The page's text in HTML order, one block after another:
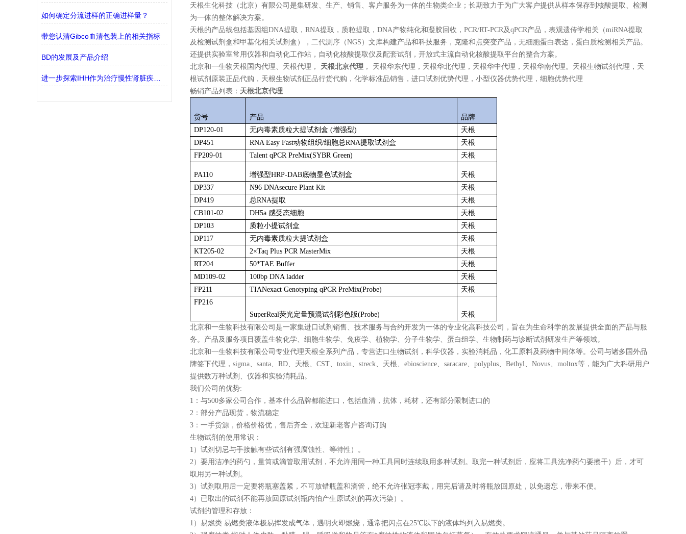
如何确定分流进样的正确进样量？
带您认清Gibco血清包装上的相关指标
BD的发展及产品介绍
进一步探索IHH作为治疗慢性肾脏疾病(CKD)的潜在靶点
天根生化科技（北京）有限公司是集研发、生产、销售、客户服务为一体的生物类企业 ；长期致力于为广大客户提供从样本保存到核酸提取、检测
为一体的整体解决方案。
天根的产品线包括基因组DNA提取，RNA提取，质粒提取，DNA产物纯化和凝胶回收，PCR/RT-PCR及qPCR产品，表观遗传学相关（miRNA提取
及检测试剂盒和甲基化相关试剂盒），二代测序（NGS）文库构建产品和科技服务，克隆和点突变产品，无细胞蛋白表达，蛋白质检测相关产品。
还提供实验室常用仪器和自动化工作站，自动化核酸提取仪及配套试剂，开放式主流自动化核酸提取平台的整合方案。
北京和一生物天根国内代理、天根代理， 天根北京代理 ， 天根华东代理，天根华北代理，天根华中代理，天根华南代理。天根生物试剂代理，天
根试剂原装正品代购，天根生物试剂正品行货代购，化学标准品销售，进口试剂优势代理，小型仪器优势代理，细胞优势代理
畅销产品列表： 天根北京代理
货号 产品
品牌
DP120-01
无内毒素质粒大提试剂盒 (增强型)
天根
DP451
RNA Easy Fast动物组织/细胞总RNA提取试剂盒
天根
FP209-01
Talent qPCR PreMix(SYBR Green) 天根
PA110 增强型HRP-DAB底物显色试剂盒
天根
DP337
N96 DNAsecure Plant Kit
天根
DP419
总RNA提取
天根
CB101-02
DH5a 感受态细胞
天根
DP103
质粒小提试剂盒
天根
DP117
无内毒素质粒大提试剂盒
天根
KT205-02
2×Taq Plus PCR MasterMix
天根
RT204
50*TAE Buffer
天根
MD109-02
100bp DNA ladder
天根
FP211
TIANexact Genotyping qPCR PreMix(Probe)
天根
FP216
SuperReal荧光定量预混试剂彩色版(Probe)
天根
北京和一生物科技有限公司是一家集进口试剂销售、技术服务与合约开发为一体的专业化高科技公司，旨在为生命科学的发展提供全面的产品与服
务。产品及服务项目覆盖生物化学、细胞生物学、免疫学、植物学、分子生物学、蛋白组学、生物制药与诊断试剂研发生产等领域。
北京和一生物科技有限公司专业代理天根全系列产品，专营进口生物试剂，科学仪器，实验消耗品，化工原料及药物中间体等。公司与诸多国外品
牌签下代理，sigma、santa、RD、天根、CST、toxin、streck、天根、ebioscience、saracare、polyplus、Bethyl、Novus、moltox等，能为广大科研用户
提供数万种试剂、仪器和实验消耗品。
我们公司的优势:
1：与500多家公司合作，基本什么品牌都能进口，包括血清，抗体，耗材，还有部分限制进口的
2：部分产品现货，物流稳定
3：一手货源，价格价格优，售后齐全，欢迎新老客户咨询订购
生物试剂的使用常识：
1）试剂切忌与手接触有些试剂有强腐蚀性、等特性）。
2）要用洁净的药勺，量筒或滴管取用试剂，不允许用同一种工具同时连续取用多种试剂。取完一种试剂后，应将工具洗净药勺要擦干）后，才可
取用另一种试剂。
3）试剂取用后一定要将瓶塞盖紧，不可放错瓶盖和滴管，绝不允许张冠李戴，用完后请及时将瓶放回原处，以免遗忘，带来不便。
4）已取出的试剂不能再放回原试剂瓶内怕产生原试剂的再次污染）。
试剂的管理和存放：
1）易燃类 易燃类液体极易挥发成气体，遇明火即燃烧，通常把闪点在25℃以下的液体均列入易燃类。